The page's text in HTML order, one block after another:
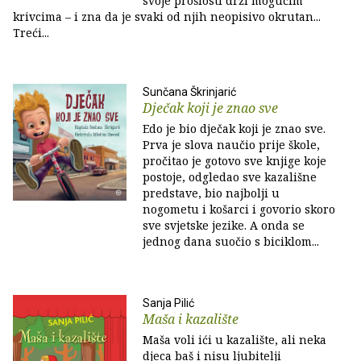
krivcima – i zna da je svaki od njih neopisivo okrutan...
Treći...
Sunčana Škrinjarić
Dječak koji je znao sve
Edo je bio dječak koji je znao sve.
Prva je slova naučio prije škole,
pročitao je gotovo sve knjige koje
postoje, odgledao sve kazališne
predstave, bio najbolji u
nogometu i košarci i govorio skoro
sve svjetske jezike. A onda se
jednog dana suočio s biciklom...
Sanja Pilić
Maša i kazalište
Maša voli ići u kazalište, ali neka
djeca baš i nisu ljubitelji